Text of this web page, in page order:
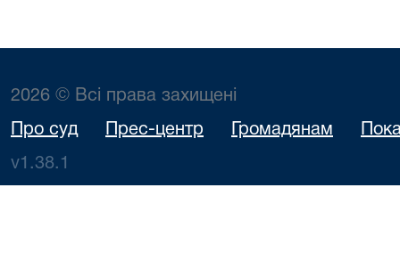
2026 © Всі права захищені
Про суд Прес-центр Громадянам
v1.38.1